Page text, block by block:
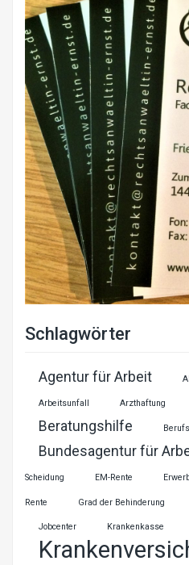
Schlagwörter
Agentur für Arbeit
Arbeitsunfall Arzthaftung
Beratungshilfe
Bundesagentur für
Scheidung EM-Rente
Rente Grad der Behinderung
Jobcenter Krankenkasse